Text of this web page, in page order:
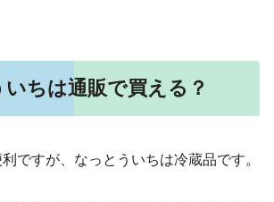
ちは通販で買える？
ですが、なっとういちは冷蔵品です。